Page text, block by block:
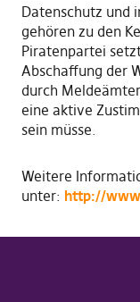
Datenschutz und
gehören zu den
Piratenpartei
Abschaffung der
durch
eine aktive
sein müsse.
Weitere
unter: http://